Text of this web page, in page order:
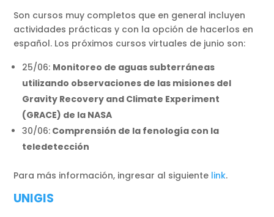
Son cursos muy completos que en general incluyen
actividades prácticas y con la opción de hacerlos en
español. Los próximos cursos virtuales de junio son:
25/06: Monitoreo de aguas subterráneas
utilizando observaciones de las misiones del
Gravity Recovery and Climate Experiment
(GRACE) de la NASA
30/06: Comprensión de la fenología con la
teledetección
Para más información, ingresar al siguiente link.
UNIGIS